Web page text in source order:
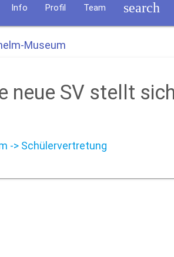
Info Profil Team search
Museum
neue SV stellt
-> Schülervertretung